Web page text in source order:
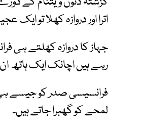
اترا اور دروازہ کھلا تو ایک
جہاز کا دروازہ کھلتے ہی
رہے ہیں اچانک ایک ہاتھ
فرانسیسی صدر کو جیسے
لمحے کو گھبرا جاتے ہیں۔